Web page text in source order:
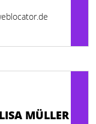
MÜLLER